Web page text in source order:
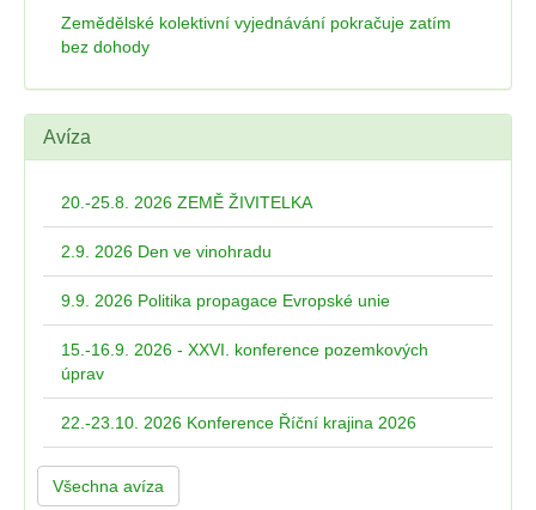
Zemědělské kolektivní vyjednávání pokračuje zatím
bez dohody
Avíza
20.-25.8. 2026 ZEMĚ ŽIVITELKA
2.9. 2026 Den ve vinohradu
9.9. 2026 Politika propagace Evropské unie
15.-16.9. 2026 - XXVI. konference pozemkových
úprav
22.-23.10. 2026 Konference Říční krajina 2026
Všechna avíza